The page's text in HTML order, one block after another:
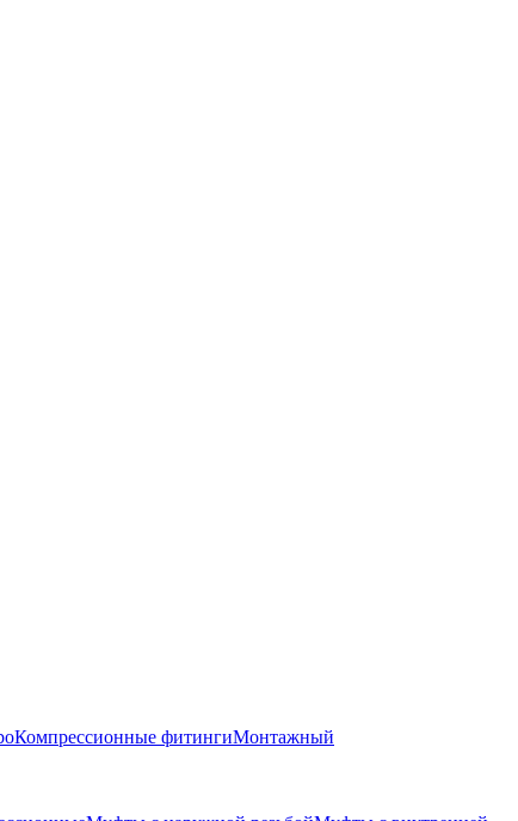
Компрессионные фитингиМонтажный